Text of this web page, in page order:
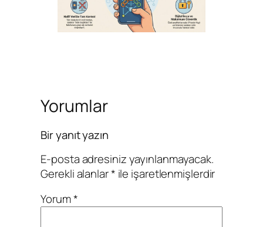
Yorumlar
Bir yanıt yazın
E-posta adresiniz yayınlanmayacak.
Gerekli alanlar* ile işaretlenmişlerdir
Yorum*